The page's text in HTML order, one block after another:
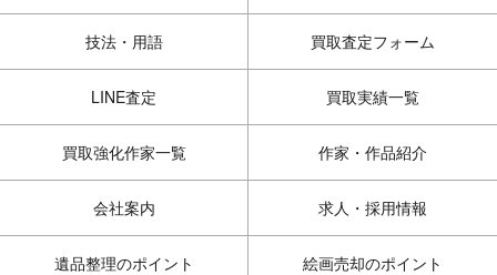
技法・用語 買取査定フォーム
LINE査定 買取実績一覧
買取強化作家一覧 作家・作品紹介
会社案内 求人・採用情報
遺品整理のポイント 絵画売却のポイント